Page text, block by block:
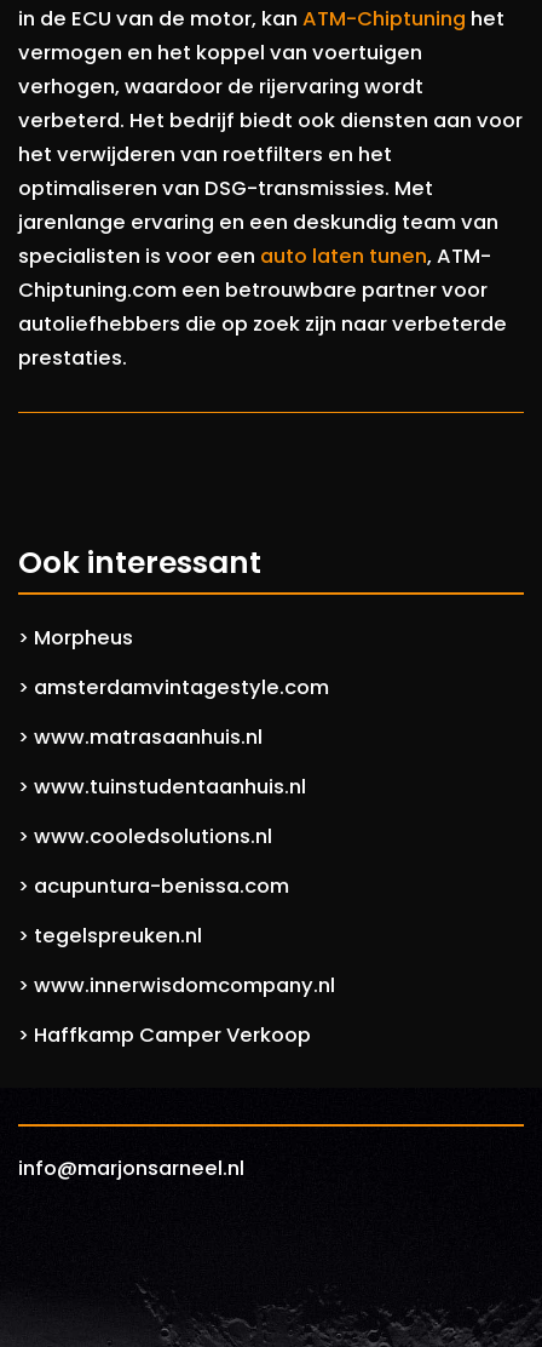
in de ECU van de motor, kan ATM-Chiptuning het
vermogen en het koppel van voertuigen
verhogen, waardoor de rijervaring wordt
verbeterd. Het bedrijf biedt ook diensten aan voor
het verwijderen van roetfilters en het
optimaliseren van DSG-transmissies. Met
jarenlange ervaring en een deskundig team van
specialisten is voor een auto laten tunen, ATM-
Chiptuning.com een betrouwbare partner voor
autoliefhebbers die op zoek zijn naar verbeterde
prestaties.
Ook interessant
> Morpheus
> amsterdamvintagestyle.com
> www.matrasaanhuis.nl
> www.tuinstudentaanhuis.nl
> www.cooledsolutions.nl
> acupuntura-benissa.com
> tegelspreuken.nl
> www.innerwisdomcompany.nl
> Haffkamp Camper Verkoop
info@marjonsarneel.nl